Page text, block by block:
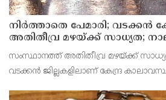
നിർത്താതെ പേമാരി; വടക്കന്‍
അതിതീവ്ര മഴയ്ക്ക് സാധ്യത;
സംസ്ഥാനത്ത് അതിതീവ്ര മഴയ്ക്ക്
വടക്കന്‍ ജില്ലകളിലാണ് കേന്ദ്ര